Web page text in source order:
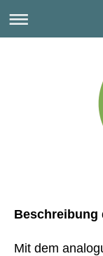
Beschreibung
Mit dem